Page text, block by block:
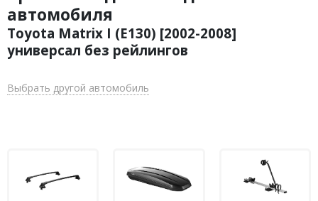
автомобиля
Toyota Matrix I (E130) [2002-2008]
универсал без рейлингов
Выбрать другой автомобиль
Аксессуары
Услуги